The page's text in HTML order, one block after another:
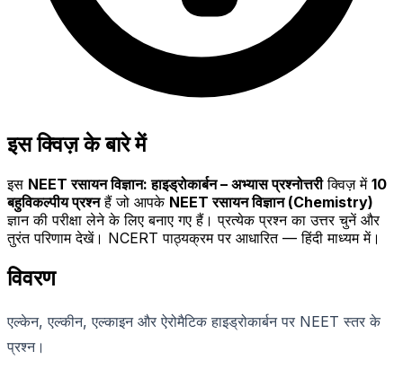
इस क्विज़ के बारे में
इस NEET रसायन विज्ञान: हाइड्रोकार्बन – अभ्यास प्रश्नोत्तरीक्विज़ में 10
बहुविकल्पीय प्रश्नहैं जो आपके NEET रसायन विज्ञान (Chemistry)
ज्ञान की परीक्षा लेने के लिए बनाए गए हैं। प्रत्येक प्रश्न का उत्तर चुनें और
तुरंत परिणाम देखें। NCERT पाठ्यक्रम पर आधारित — हिंदी माध्यम में।
विवरण
एल्केन, एल्कीन, एल्काइन और ऐरोमैटिक हाइड्रोकार्बन पर NEET स्तर के
प्रश्न।